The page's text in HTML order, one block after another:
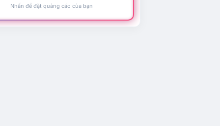
Nhấn để đặt quảng cáo của bạn